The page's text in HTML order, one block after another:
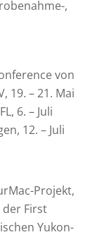
,
von
19. – 21. Mai
6. – Juli
12. – Juli
Projekt,
First
Yukon-